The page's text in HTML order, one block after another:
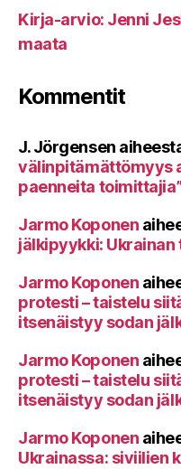
Kirja-arvio: Jenni
maata
Kommentit
J. Jörgensen
välinpitämättömyys
paenneita toimittajia”
Jarmo Koponen
jälkipyykki:
Jarmo Koponen
protesti – taistelu
itsenäistyy sodan
Jarmo Koponen
protesti – taistelu
itsenäistyy sodan
Jarmo Koponen
Ukrainassa: siviilien